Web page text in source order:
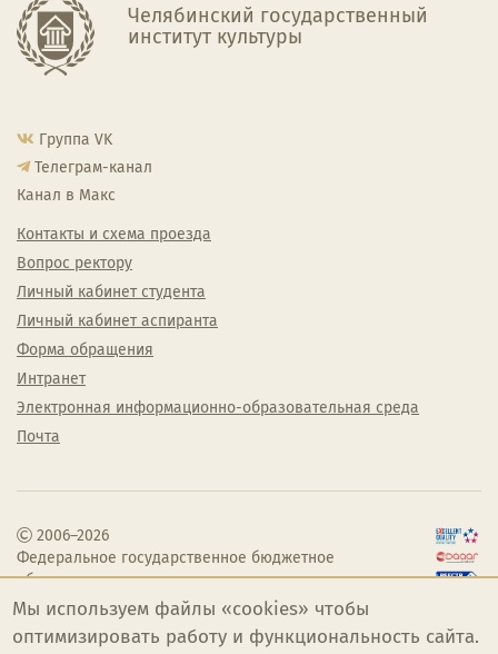
Челябинский государственный
институт культуры
Группа VK
Телеграм-канал
Канал в Макс
Контакты и схема проезда
Вопрос ректору
Личный кабинет студента
Личный кабинет аспиранта
Форма обращения
Интранет
Электронная информационно-образовательная среда
Почта
2006–2026
Федеральное государственное бюджетное
образовательное учреждение высшего
образования «Челябинский государственный
институт культуры»
Мы используем файлы «cookies» чтобы
оптимизировать работу и функциональность сайта.